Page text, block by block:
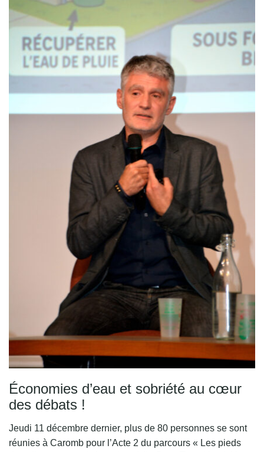
Économies d’eau et sobriété au cœur
des débats !
Jeudi 11 décembre dernier, plus de 80 personnes se sont
réunies à Caromb pour l’Acte 2 du parcours « Les pieds